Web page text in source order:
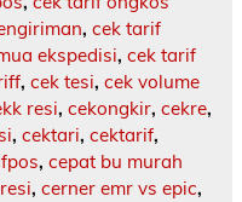
, cek tarif
ekspedisi, cek tarif
, cek tesi, cek volume
resi, cekongkir, cekre,
, cektari, cektarif,
, cepat bu murah
, cerner emr vs epic,